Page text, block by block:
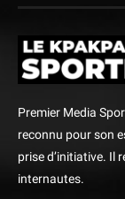
Premier Media
reconnu pour son
prise d’initiative. Il
internautes.